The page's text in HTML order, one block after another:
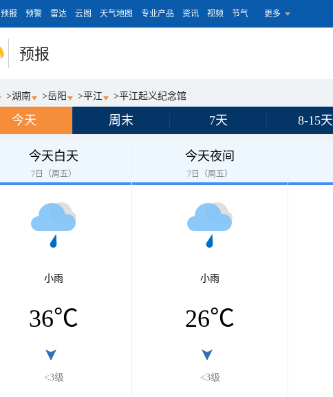
预报 预警 雷达 云图 天气地图 专业产品 资讯 视频 节气 更多
预报
>湖南 >岳阳 >平江 >平江起义纪念馆
今天 周末 7天 8-15天
今天白天
7日（周五）
小雨
36℃
<3级
今天夜间
7日（周五）
小雨
26℃
<3级